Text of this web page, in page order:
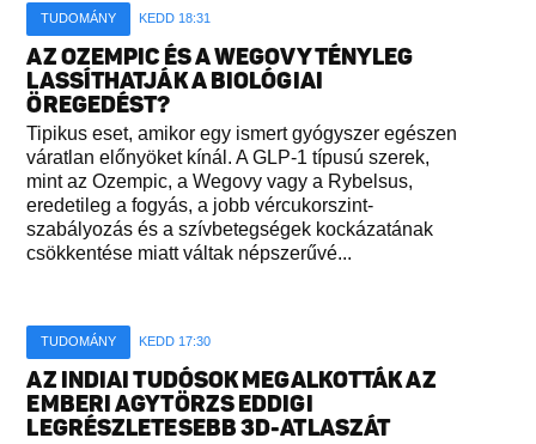
TUDOMÁNY KEDD 18:31
AZ OZEMPIC ÉS A WEGOVY TÉNYLEG
LASSÍTHATJÁK A BIOLÓGIAI
ÖREGEDÉST?
Tipikus eset, amikor egy ismert gyógyszer egészen
váratlan előnyöket kínál. A GLP-1 típusú szerek,
mint az Ozempic, a Wegovy vagy a Rybelsus,
eredetileg a fogyás, a jobb vércukorszint-
szabályozás és a szívbetegségek kockázatának
csökkentése miatt váltak népszerűvé...
TUDOMÁNY KEDD 17:30
AZ INDIAI TUDÓSOK MEGALKOTTÁK AZ
EMBERI AGYTÖRZS EDDIGI
LEGRÉSZLETESEBB 3D-ATLASZÁT